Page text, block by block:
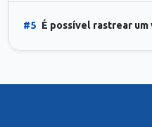
#5 É possível rastrear